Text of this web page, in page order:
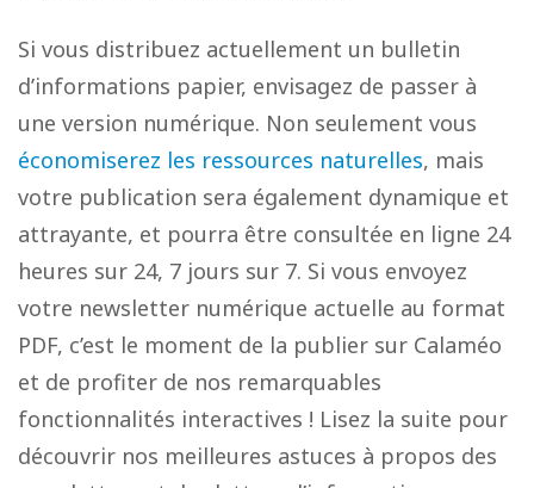
Si vous distribuez actuellement un bulletin
d’informations papier, envisagez de passer à
une version numérique. Non seulement vous
économiserez les ressources naturelles, mais
votre publication sera également dynamique et
attrayante, et pourra être consultée en ligne 24
heures sur 24, 7 jours sur 7. Si vous envoyez
votre newsletter numérique actuelle au format
PDF, c’est le moment de la publier sur Calaméo
et de profiter de nos remarquables
fonctionnalités interactives ! Lisez la suite pour
découvrir nos meilleures astuces à propos des